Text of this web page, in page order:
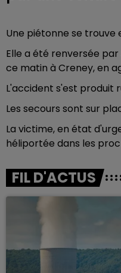
Une piétonne se trouve
Elle a été renversée
ce matin à Creney, en
L'accident s'est produit
Les secours sont sur
La victime, en état
héliportée dans les
FIL D'ACTUS